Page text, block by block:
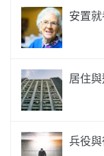
安置
居住
兵役